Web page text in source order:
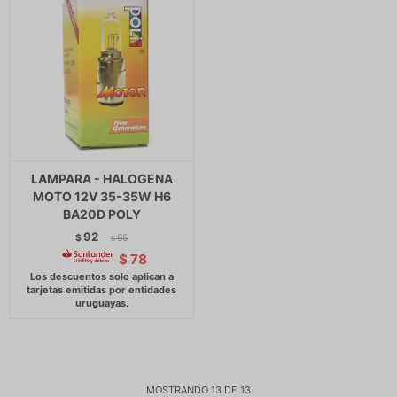
LAMPARA - HALOGENA
MOTO 12V 35-35W H6
BA20D POLY
$92 $ 95
$ 78
MOSTRANDO 13 DE 13